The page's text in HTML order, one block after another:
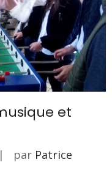
et
par Patrice